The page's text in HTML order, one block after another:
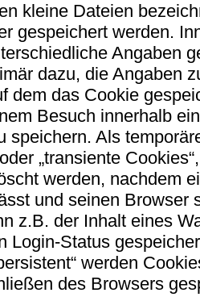
kleine Dateien
gespeichert werden.
Angaben
dazu, die Angaben
dem das Cookie
Besuch innerhalb
speichern. Als
„transiente
werden, nachdem
und seinen Browser
z.B. der Inhalt eines
Login-Status
werden
des Browsers